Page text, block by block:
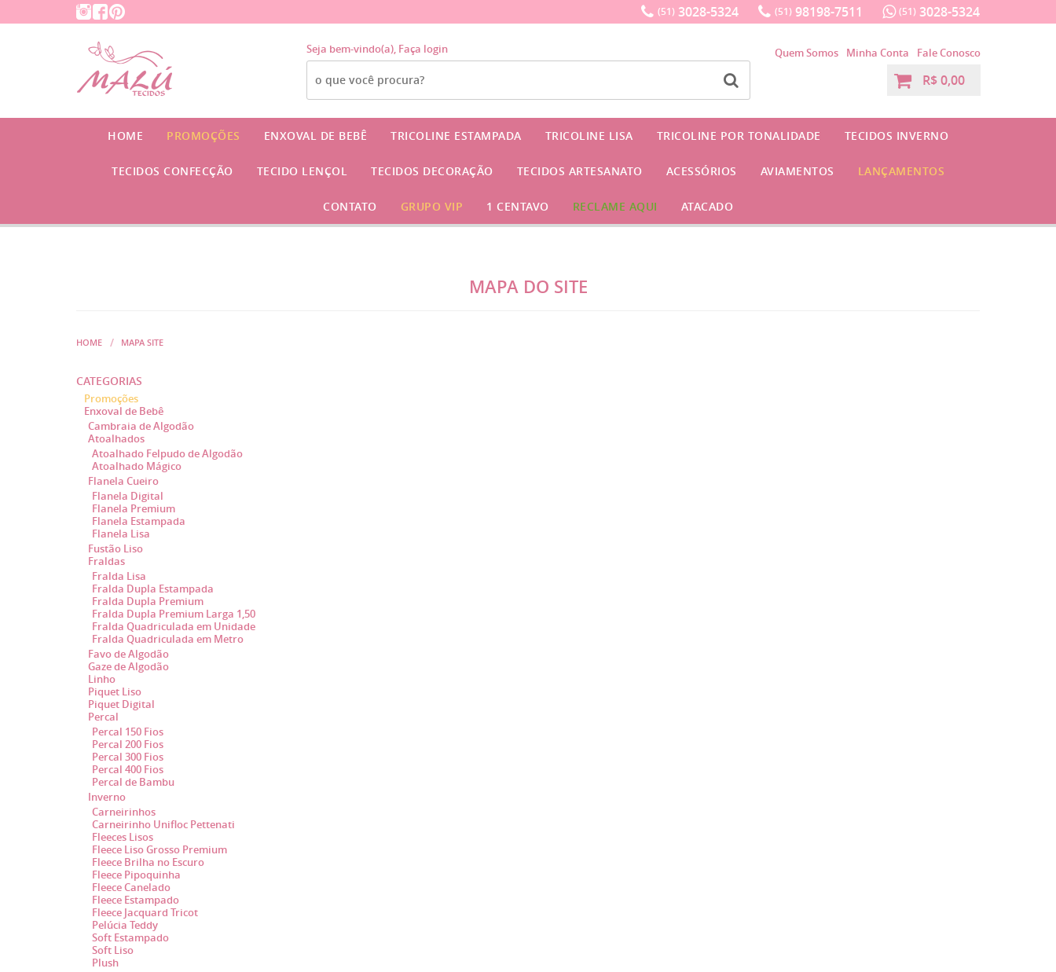
(51) 3028-5324 (51) 98198-7511 (51) 3028-5324
Seja bem-vindo(a), Faça login Quem Somos Minha Conta Fale Conosco
R$ 0,00
HOME PROMOÇÕES ENXOVAL DE BEBÊ TRICOLINE ESTAMPADA TRICOLINE LISA TRICOLINE POR TONALIDADE TECIDOS INVERNO
TECIDOS CONFECÇÃO TECIDO LENÇOL TECIDOS DECORAÇÃO TECIDOS ARTESANATO ACESSÓRIOS AVIAMENTOS LANÇAMENTOS
CONTATO GRUPO VIP 1 CENTAVO RECLAME AQUI ATACADO
MAPA DO SITE
HOME MAPA SITE
CATEGORIAS
Promoções
Enxoval de Bebê
Cambraia de Algodão
Atoalhados
Atoalhado Felpudo de Algodão
Atoalhado Mágico
Flanela Cueiro
Flanela Digital
Flanela Premium
Flanela Estampada
Flanela Lisa
Fustão Liso
Fraldas
Fralda Lisa
Fralda Dupla Estampada
Fralda Dupla Premium
Fralda Dupla Premium Larga 1,50
Fralda Quadriculada em Unidade
Fralda Quadriculada em Metro
Favo de Algodão
Gaze de Algodão
Linho
Piquet Liso
Piquet Digital
Percal
Percal 150 Fios
Percal 200 Fios
Percal 300 Fios
Percal 400 Fios
Percal de Bambu
Inverno
Carneirinhos
Carneirinho Unifloc Pettenati
Fleeces Lisos
Fleece Liso Grosso Premium
Fleece Brilha no Escuro
Fleece Pipoquinha
Fleece Canelado
Fleece Estampado
Fleece Jacquard Tricot
Pelúcia Teddy
Soft Estampado
Soft Liso
Plush